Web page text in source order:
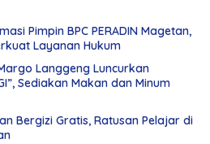
Pimpin BPC PERADIN Magetan,
Layanan Hukum
Langgeng Luncurkan
Sediakan Makan dan Minum
Bergizi Gratis, Ratusan Pelajar di